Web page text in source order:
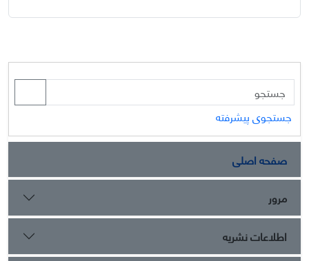
جستجوی پیشرفته
صفحه اصلی
مرور
اطلاعات نشریه